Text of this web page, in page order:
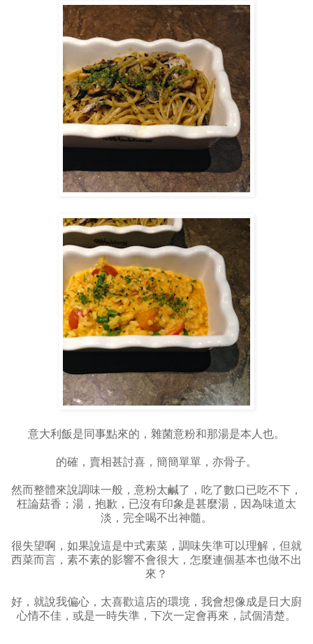
意大利飯是同事點來的，雜菌意粉和那湯是本人也。
的確，賣相甚討喜，簡簡單單，亦骨子。
然而整體來說調味一般，意粉太鹹了，吃了數口已吃不下，
枉論菇香；湯，抱歉，已沒有印象是甚麼湯，因為味道太
淡，完全喝不出神髓。
很失望啊，如果說這是中式素菜，調味失準可以理解，但就
西菜而言，素不素的影響不會很大，怎麼連個基本也做不出
來？
好，就說我偏心，太喜歡這店的環境，我會想像成是日大廚
心情不佳，或是一時失準，下次一定會再來，試個清楚。